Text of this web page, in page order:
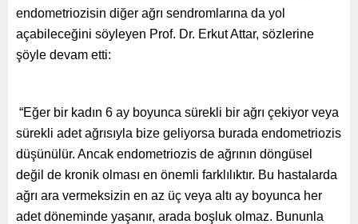
endometriozisin diğer ağrı sendromlarına da yol
açabileceğini söyleyen Prof. Dr. Erkut Attar, sözlerine
şöyle devam etti:
“Eğer bir kadın 6 ay boyunca sürekli bir ağrı çekiyor veya
sürekli adet ağrısıyla bize geliyorsa burada endometriozis
düşünülür. Ancak endometriozis de ağrının döngüsel
değil de kronik olması en önemli farklılıktır. Bu hastalarda
ağrı ara vermeksizin en az üç veya altı ay boyunca her
adet döneminde yaşanır, arada boşluk olmaz. Bununla